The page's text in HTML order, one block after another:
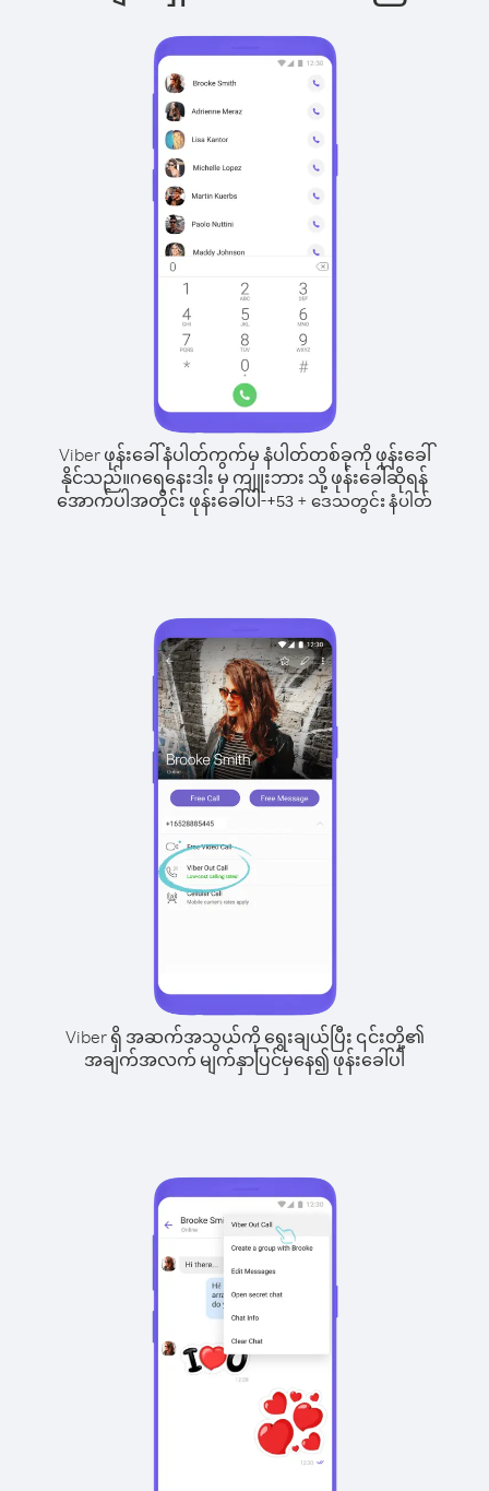
Viber ဖုန်းခေါ်နံပါတ်ကွက်မှ နံပါတ်တစ်ခုကို ဖုန်းခေါ်
နိုင်သည်။ဂရေနေးဒါး မှ ကျူးဘား သို့ ဖုန်းခေါ်ဆိုရန်
အောက်ပါအတိုင်း ဖုန်းခေါ်ပါ-+53 + ဒေသတွင်း နံပါတ်
Viber ရှိ အဆက်အသွယ်ကို ရွေးချယ်ပြီး ၎င်းတို့၏
အချက်အလက် မျက်နှာပြင်မှနေ၍ ဖုန်းခေါ်ပါ